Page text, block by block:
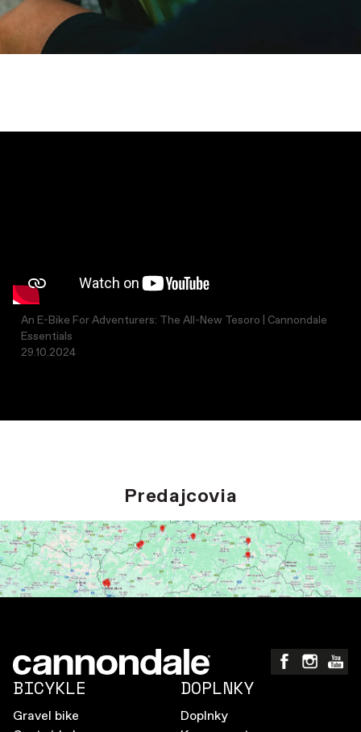
An E-Bike For Adventurers: The All-New Tesoro | Cannondale
Essentials​
29.10.2024
Predajcovia
BICYKLE
Gravel bike
DOPLNKY
Doplnky